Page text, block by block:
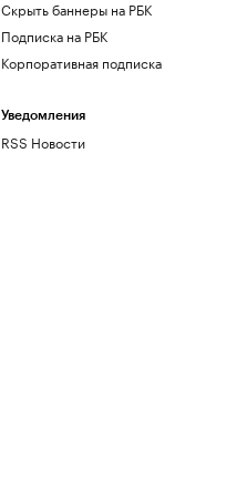
Скрыть баннеры на РБК
Подписка на РБК
Корпоративная подписка
Уведомления
RSS Новости